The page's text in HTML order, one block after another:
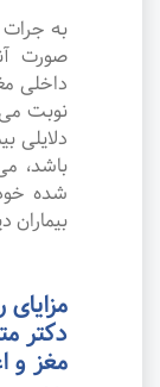
صورت
داخلی
نوبت می
دلایلی
باشد،
شده
بیماران
دکتر
مغز و